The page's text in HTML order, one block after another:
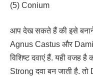
(5) Conium
आप देख सकते हैं की इसे
Agnus Castus और
विशिष्ट दवाएं हैं. यही वजह
Strong दवा बन जाती है.